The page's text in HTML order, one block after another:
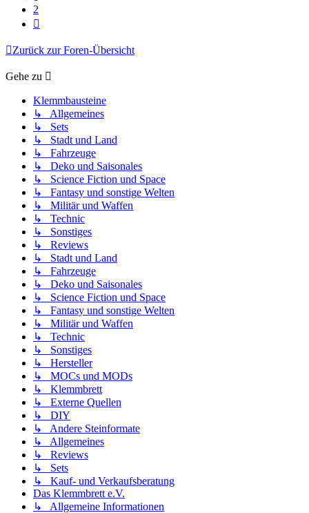
2
Zurück zur Foren-Übersicht
Gehe zu
Klemmbausteine
↳ Allgemeines
↳ Sets
↳ Stadt und Land
↳ Fahrzeuge
↳ Deko und Saisonales
↳ Science Fiction und Space
↳ Fantasy und sonstige Welten
↳ Militär und Waffen
↳ Technic
↳ Sonstiges
↳ Reviews
↳ Stadt und Land
↳ Fahrzeuge
↳ Deko und Saisonales
↳ Science Fiction und Space
↳ Fantasy und sonstige Welten
↳ Militär und Waffen
↳ Technic
↳ Sonstiges
↳ Hersteller
↳ MOCs und MODs
↳ Klemmbrett
↳ Externe Quellen
↳ DIY
↳ Andere Steinformate
↳ Allgemeines
↳ Reviews
↳ Sets
↳ Kauf- und Verkaufsberatung
Das Klemmbrett e.V.
↳ Allgemeine Informationen